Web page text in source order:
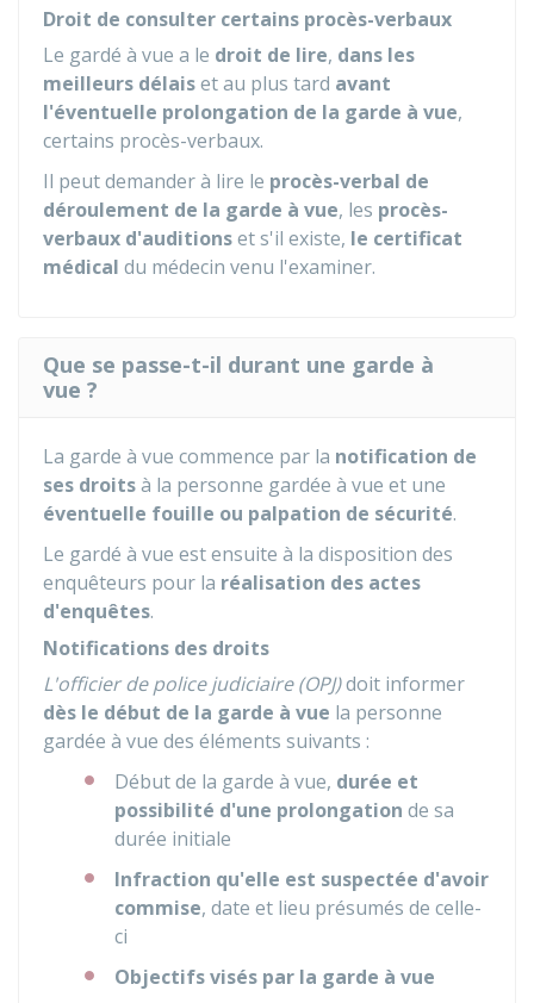
Droit de consulter certains procès-verbaux
Le gardé à vue a le droit de lire, dans les
meilleurs délaiset au plus tard avant
l'éventuelle prolongation de la garde à vue,
certains procès-verbaux.
Il peut demander à lire le procès-verbal de
déroulement de la garde à vue, les procès-
verbaux d'auditionset s'il existe, le certificat
médical du médecin venu l'examiner.
Que se passe-t-il durant une garde à
vue ?
La garde à vue commence par la notification de
ses droitsà la personne gardée à vue et une
éventuelle fouille ou palpation de sécurité.
Le gardé à vue est ensuite à la disposition des
enquêteurs pour la réalisation des actes
d'enquêtes.
Notifications des droits
L'officier de police judiciaire (OPJ)doit informer
dès le début de la garde à vue la personne
gardée à vue des éléments suivants :
Début de la garde à vue, durée et
possibilité d'une prolongation de sa
durée initiale
Infraction qu'elle est suspectée d'avoir
commise, date et lieu présumés de celle-
ci
Objectifs visés par la garde à vue